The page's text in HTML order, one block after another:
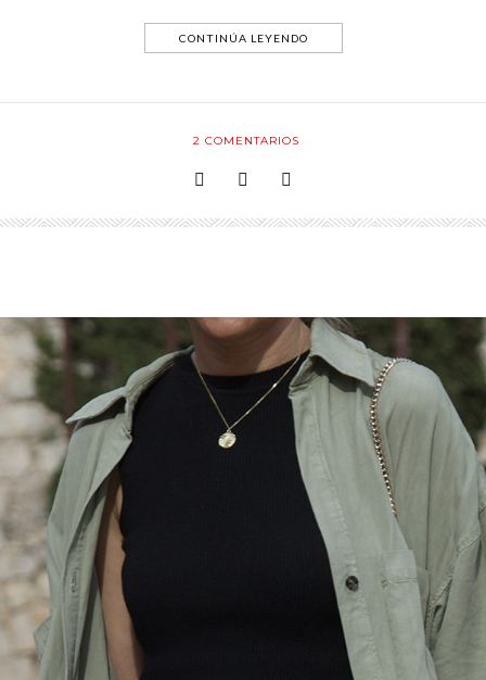
CONTINÚA LEYENDO
2 COMENTARIOS